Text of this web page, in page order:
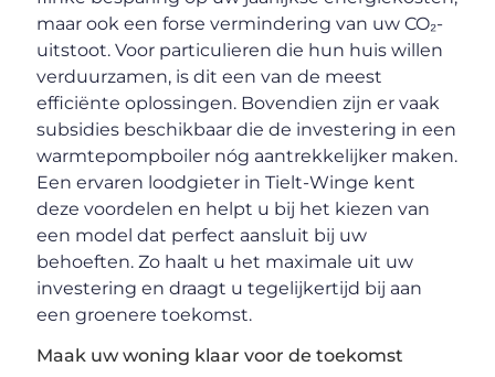
maar ook een forse vermindering van uw CO₂-
uitstoot. Voor particulieren die hun huis willen
verduurzamen, is dit een van de meest
efficiënte oplossingen. Bovendien zijn er vaak
subsidies beschikbaar die de investering in een
warmtepompboiler nóg aantrekkelijker maken.
Een ervaren loodgieter in Tielt-Winge kent
deze voordelen en helpt u bij het kiezen van
een model dat perfect aansluit bij uw
behoeften. Zo haalt u het maximale uit uw
investering en draagt u tegelijkertijd bij aan
een groenere toekomst.
Maak uw woning klaar voor de toekomst